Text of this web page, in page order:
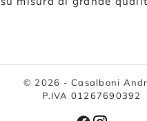
© 2026 - Casalboni
P.IVA 01267690392